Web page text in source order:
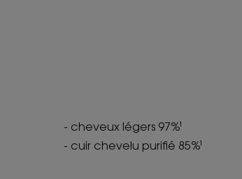
- cheveux légers 97%¹
- cuir chevelu purifié 85%¹